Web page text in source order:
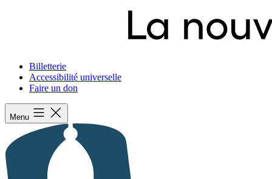
Billetterie
Accessibilité universelle
Faire un don
Menu